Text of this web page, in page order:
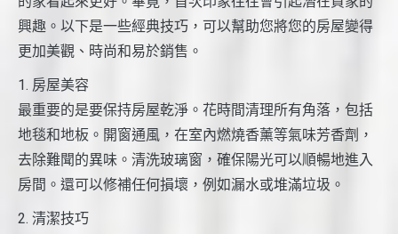
興趣。以下是一些經典技巧，可以幫助您將您的房屋變得
更加美觀、時尚和易於銷售。
1. 房屋美容
最重要的是要保持房屋乾淨。花時間清理所有角落，包括
地毯和地板。開窗通風，在室內燃燒香薰等氣味芳香劑，
去除難聞的異味。清洗玻璃窗，確保陽光可以順暢地進入
房間。還可以修補任何損壞，例如漏水或堆滿垃圾。
2. 清潔技巧